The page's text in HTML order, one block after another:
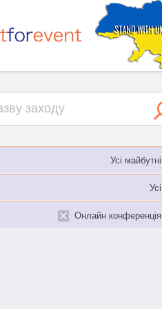
Усі майбутні
Усі
Онлайн конференція